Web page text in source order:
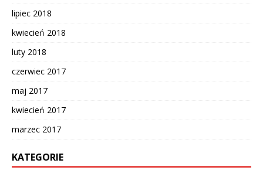
lipiec 2018
kwiecień 2018
luty 2018
czerwiec 2017
maj 2017
kwiecień 2017
marzec 2017
KATEGORIE